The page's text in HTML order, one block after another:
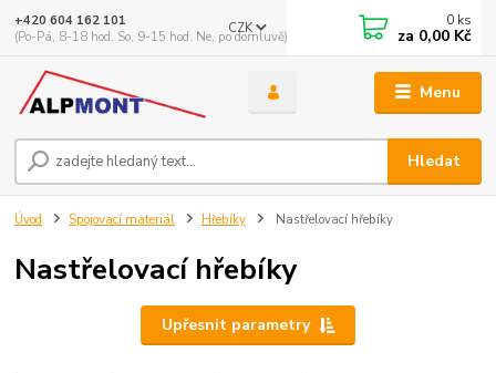
Menu
CZK
Hledat
+420 604 162 101
(Po-Pá, 8-18 hod. So, 9-15 hod. Ne, po domluvě)
0 ks
za 0,00 Kč
Úvod Spojovací materiál Hřebíky Nastřelovací hřebíky
Nastřelovací hřebíky
Upřesnit parametry